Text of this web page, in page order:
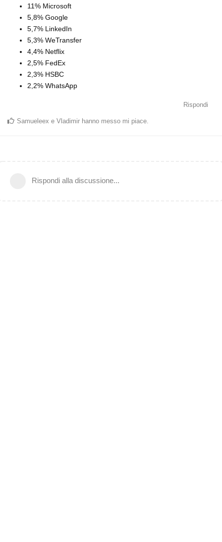
11% Microsoft
5,8% Google
5,7% LinkedIn
5,3% WeTransfer
4,4% Netflix
2,5% FedEx
2,3% HSBC
2,2% WhatsApp
Rispondi
Samueleex e Vladimir hanno messo mi piace
Rispondi alla discussione...